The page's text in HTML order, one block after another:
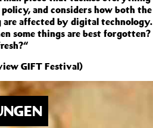
and considers how both
are affected by digital
some things are bestforgotten?
GIFT Festival)